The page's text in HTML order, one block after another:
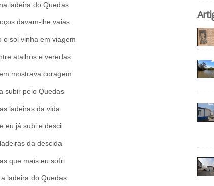
ladeira do Quedas
davam-lhe vaias
o sol vinha em viagem
atalhos e veredas
mostrava coragem
subir pelo Quedas
ladeiras da vida
eu já subi e desci
da descida
que mais eu sofri
ladeira do Quedas